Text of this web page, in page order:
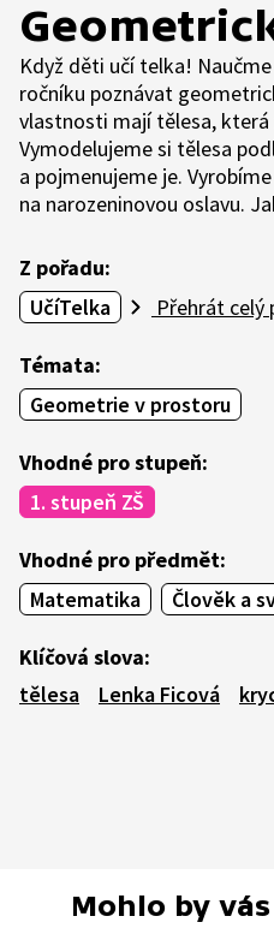
Když děti učí telka!
ročníku poznávat
vlastnosti mají tělesa,
Vymodelujeme si tělesa
a pojmenujeme je.
na narozeninovou oslavu.
Z pořadu:
UčíTelka
Přehrát celý
Témata:
Geometrie v prostoru
Vhodné pro stupeň:
1. stupeň ZŠ
Vhodné pro předmět:
Matematika
Člověk a
Klíčová slova:
tělesa
Lenka Ficová
Mohlo by